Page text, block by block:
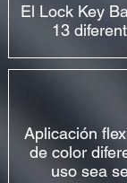
El Lock Key
13
Aplicación
de color
uso sea